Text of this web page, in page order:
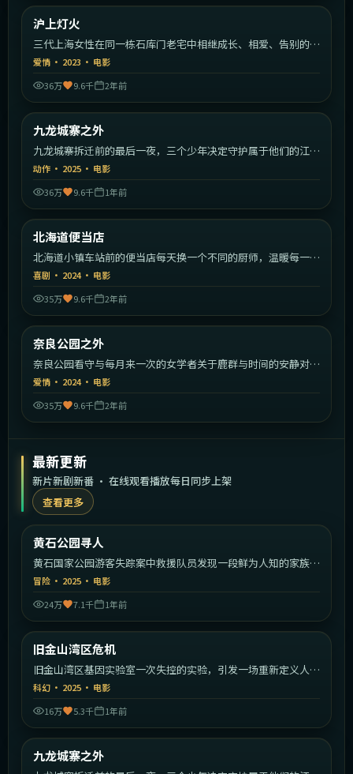
热门
沪上灯火
三代上海女性在同一栋石库门老宅中相继成长、相爱、告别的年
代故事。
爱情 · 2023 · 电影
36万
9.6千 2年前
热门
九龙城寨之外
九龙城寨拆迁前的最后一夜，三个少年决定守护属于他们的江
湖。
动作 · 2025 · 电影
36万
9.6千 1年前
热门
北海道便当店
北海道小镇车站前的便当店每天换一个不同的厨师，温暖每一个
赶车人。
喜剧 · 2024· 电影
35万
9.6千 2年前
热门
奈良公园之外
奈良公园看守与每月来一次的女学者关于鹿群与时间的安静对
话。
爱情 · 2024· 电影
35万
9.6千 2年前
最新更新
新片新剧新番 · 在线观看播放每日同步上架
查看更多
最新
黄石公园寻人
黄石国家公园游客失踪案中救援队员发现一段鲜为人知的家族秘
密。
冒险 · 2025 · 电影
24万
7.1千 1年前
最新
旧金山湾区危机
旧金山湾区基因实验室一次失控的实验，引发一场重新定义人类
的危机。
科幻 · 2025 · 电影
16万
5.3千 1年前
最新
九龙城寨之外